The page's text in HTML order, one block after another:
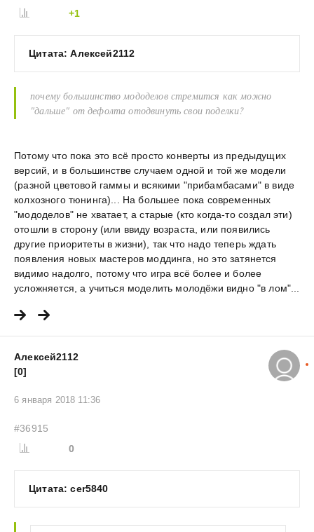
+1
Цитата: Алексей2112
почему большинство мододелов стремится как можно
"дальше" от дефолта отодвинуть свои поделки?
Потому что пока это всё просто конверты из предыдущих
версий, и в большинстве случаем одной и той же модели
(разной цветовой гаммы и всякими "прибамбасами" в виде
колхозного тюнинга)... На большее пока современных
"мододелов" не хватает, а старые (кто когда-то создал эти)
отошли в сторону (или ввиду возраста, или появились
другие приоритеты в жизни), так что надо теперь ждать
появления новых мастеров моддинга, но это затянется
видимо надолго, потому что игра всё более и более
усложняется, а учиться моделить молодёжи видно "в лом"...
Алексей2112
[0]
6 января 2018 11:36
#36915
0
Цитата: cer5840